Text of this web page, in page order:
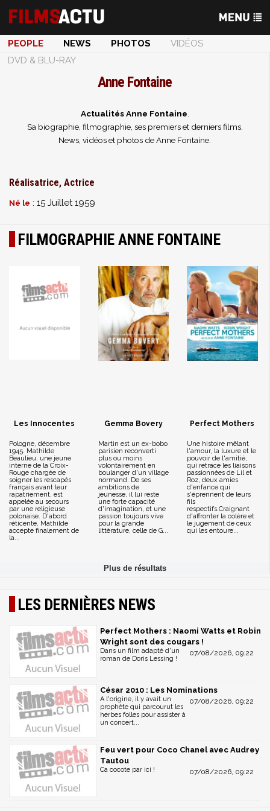
PEOPLE NEWS PHOTOS
VIDÉOS
DVD & BLU-RAY
Anne Fontaine
Actualités Anne Fontaine
Sa biographie, filmographie, ses premiers et derniers films.
News, vidéos et photos de Anne Fontaine.
Réalisatrice, Actrice
Né le : 15 Juillet 1959
FILMOGRAPHIE ANNE FONTAINE
Les Innocentes
Pologne, décembre
1945. Mathilde
Beaulieu, une jeune
interne de la Croix-
Rouge chargée de
soigner les rescapés
français avant leur
rapatriement, est
appelée au secours
par une religieuse
polonaise. D'abord
réticente, Mathilde
accepte finalement de
la...
Gemma Bovery
Martin est un ex-bobo
parisien reconverti
plus ou moins
volontairement en
boulanger d'un village
normand. De ses
ambitions de
jeunesse, il lui reste
une forte capacité
d'imagination, et une
passion toujours vive
pour la grande
littérature, celle de G...
Perfect Mothers
Une histoire mêlant
l'amour, la luxure et le
pouvoir de l'amitié,
qui retrace les liaisons
passionnées de Lil et
Roz, deux amies
d'enfance qui
s'éprennent de leurs
fils
respectifs.Craignant
d'affronter la colère et
le jugement de ceux
qui les entoure...
LES DERNIÈRES NEWS
Perfect Mothers : Naomi Watts et Robin
Wright sont des cougars !
07/08/2026, 09:22
Dans un film adapté d'un
roman de Doris Lessing !
César 2010 : Les Nominations
07/08/2026, 09:22
A l'origine, il y avait un
prophète qui parcourut les
herbes folles pour assister à
un concert...
Feu vert pour Coco Chanel avec Audrey
Tautou
07/08/2026, 09:22
Ca cocote par ici !